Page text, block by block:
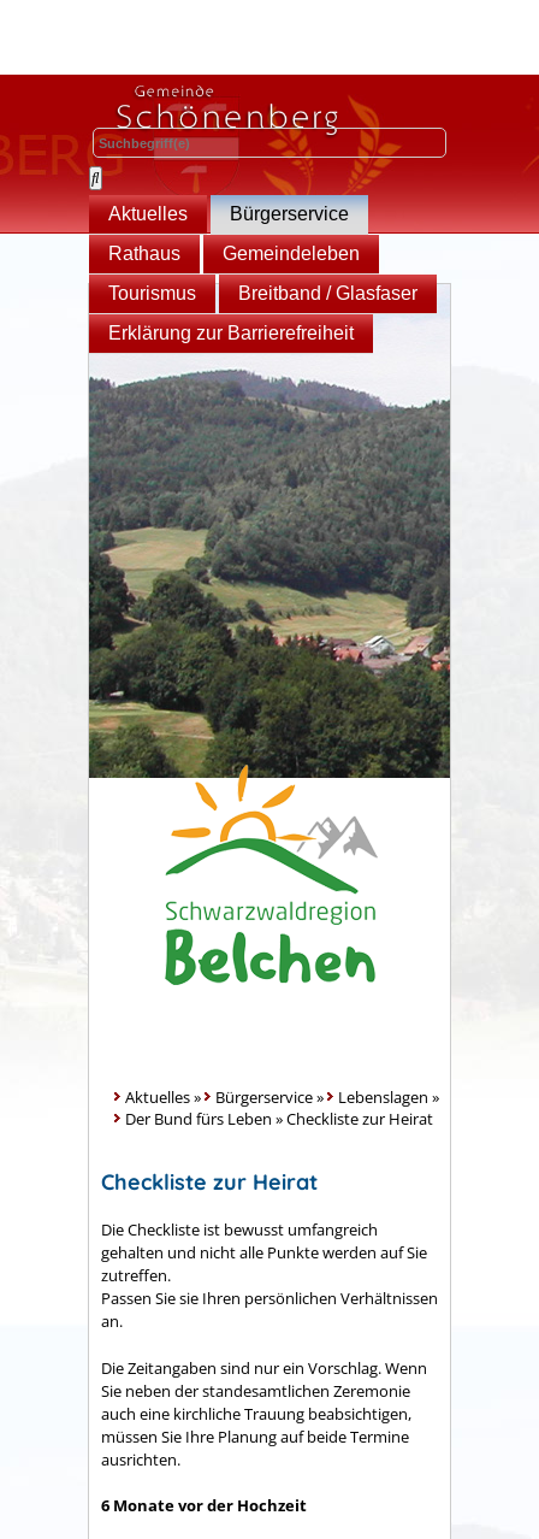
Aktuelles
Bürgerservice
Rathaus
Gemeindeleben
Tourismus
Breitband / Glasfaser
Erklärung zur Barrierefreiheit
Aktuelles» Bürgerservice» Lebenslagen »
Der Bund fürs Leben »Checkliste zur Heirat
Checkliste zur Heirat
Die Checkliste ist bewusst umfangreich
gehalten und nicht alle Punkte werden auf Sie
zutreffen.
Passen Sie sie Ihren persönlichen Verhältnissen
an.
Die Zeitangaben sind nur ein Vorschlag. Wenn
Sie neben der standesamtlichen Zeremonie
auch eine kirchliche Trauung beabsichtigen,
müssen Sie Ihre Planung auf beide Termine
ausrichten.
6 Monate vor der Hochzeit